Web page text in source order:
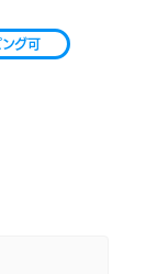
グ可